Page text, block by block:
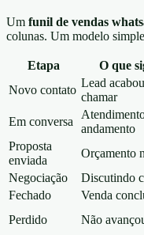
Um funil de vendas
colunas. Um modelo
Etapa O que
Novo contato
Lead
chamar
Em conversa
andamento
Proposta
enviada
Orçamento
Negociação
Discutindo
Fechado
Venda
Perdido
Não